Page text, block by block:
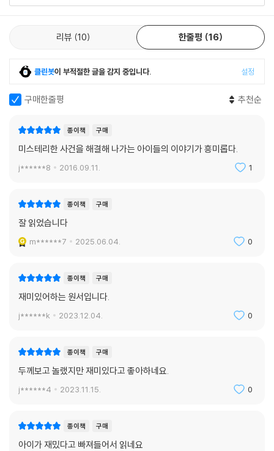
리뷰 10 한줄평 16
클린봇이 부적절한 글을 감지 중입니다. 설정
구매한줄평 추천순
종이책 구매
미스테리한 사건을 해결해 나가는 아이들의 이야기가 흥미롭다.
j******8 2016.09.11. 1
종이책 구매
잘 읽었습니다
m******7 2025.06.04. 0
종이책 구매
재미있어하는 원서입니다.
j******k 2023.12.04. 0
종이책 구매
두께보고 놀랬지만 재미있다고 좋아하네요.
j******4 2023.11.15. 0
종이책 구매
아이가 재밌다고 빠져들어서 읽네요